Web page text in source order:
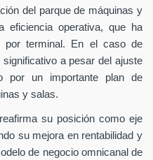
del parque de máquinas y
eficiencia operativa, que ha
por terminal. En el caso de
a pesar del ajuste
por un importante plan de
y salas.
su posición como eje
su mejora en rentabilidad y
de negocio omnicanal de